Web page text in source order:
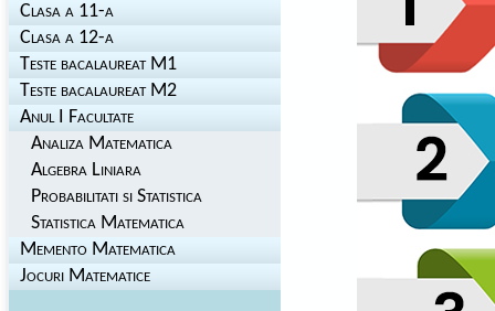
Clasa a 11-a
Clasa a 12-a
Teste bacalaureat M1
Teste bacalaureat M2
Anul I Facultate
Analiza Matematica
Algebra Liniara
Probabilitati si Statistica
Statistica Matematica
Memento Matematica
Jocuri Matematice